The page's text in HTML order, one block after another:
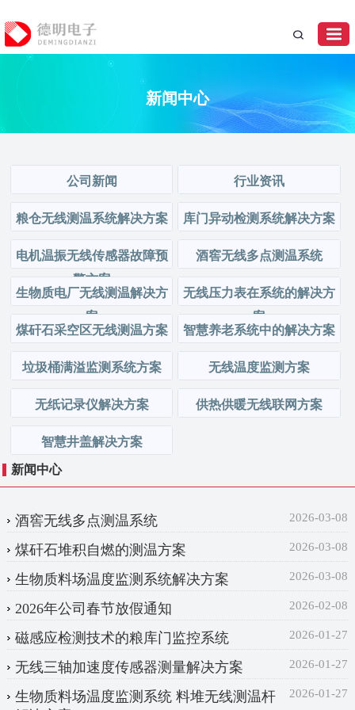
新闻中心
公司新闻 行业资讯
粮仓无线测温系统解决方案 库门异动检测系统解决方案
电机温振无线传感器故障预
警方案
酒窖无线多点测温系统
生物质电厂无线测温解决方
案
无线压力表在系统的解决方
案
煤矸石采空区无线测温方案
智慧养老系统中的解决方案
垃圾桶满溢监测系统方案 无线温度监测方案
无纸记录仪解决方案 供热供暖无线联网方案
智慧井盖解决方案
新闻中心
2026-03-08
酒窖无线多点测温系统
2026-03-08
煤矸石堆积自燃的测温方案
2026-03-08
生物质料场温度监测系统解决方案
2026-02-08
2026年公司春节放假通知
2026-01-27
磁感应检测技术的粮库门监控系统
2026-01-27
无线三轴加速度传感器测量解决方案
2026-01-27
生物质料场温度监测系统 料堆无线测温杆